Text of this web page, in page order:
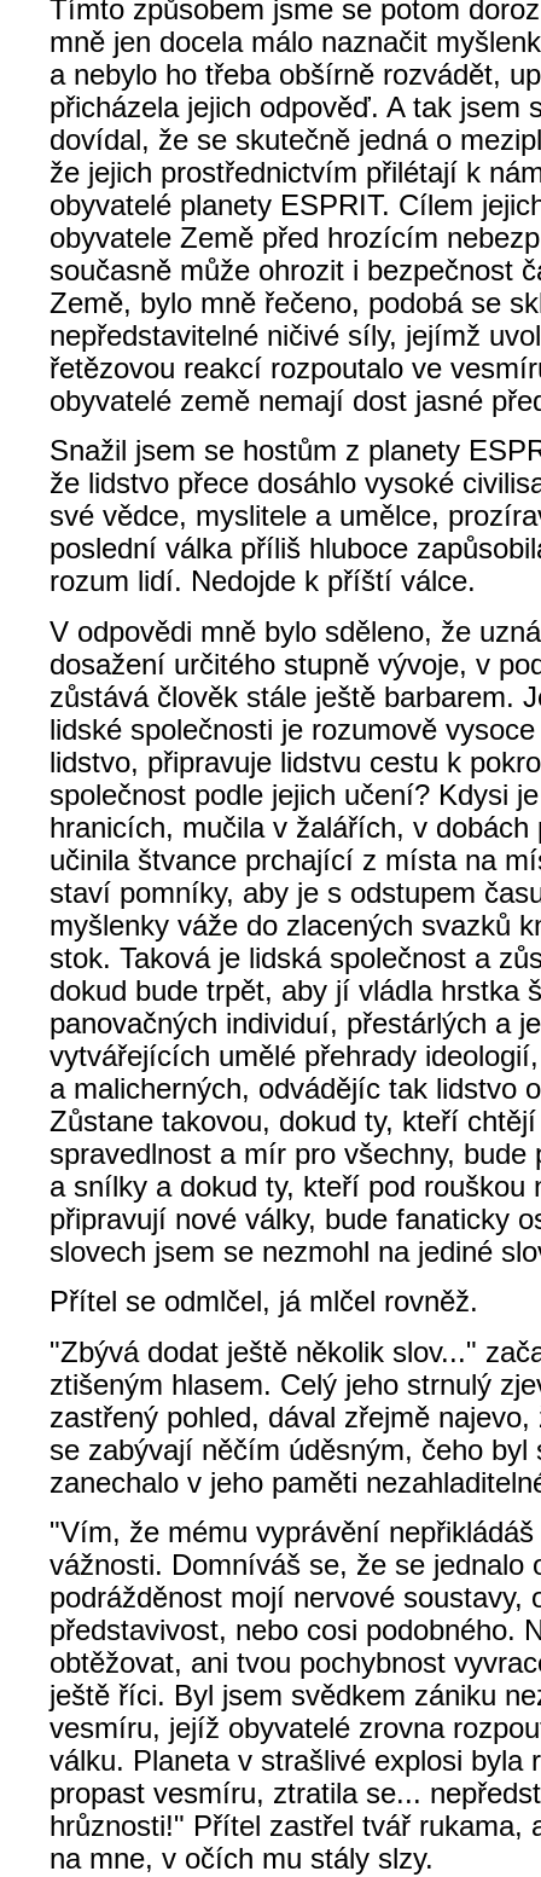
Tímto způsobem jsme se potom
mně jen docela málo naznačit
a nebylo ho třeba obšírně rozvádět,
přicházela jejich odpověď. A tak jsem
dovídal, že se skutečně jedná o
že jejich prostřednictvím přilétají k
obyvatelé planety ESPRIT. Cílem
obyvatele Země před hrozícím
současně může ohrozit i bezpečnost
Země, bylo mně řečeno, podobá se
nepředstavitelné ničivé síly, jejímž
řetězovou reakcí rozpoutalo ve
obyvatelé země nemají dost jasné
Snažil jsem se hostům z planety
že lidstvo přece dosáhlo vysoké
své vědce, myslitele a umělce,
poslední válka příliš hluboce
rozum lidí. Nedojde k příští válce.
V odpovědi mně bylo sděleno, že
dosažení určitého stupně vývoje, v
zůstává člověk stále ještě barbarem.
lidské společnosti je rozumově
lidstvo, připravuje lidstvu cestu k
společnost podle jejich učení? Kdysi
hranicích, mučila v žalářích, v dobách
učinila štvance prchající z místa na
staví pomníky, aby je s odstupem
myšlenky váže do zlacených svazků
stok. Taková je lidská společnost a
dokud bude trpět, aby jí vládla hrstka
panovačných individuí, přestárlých a
vytvářejících umělé přehrady
a malicherných, odvádějíc tak lidstvo
Zůstane takovou, dokud ty, kteří
spravedlnost a mír pro všechny, bude
a snílky a dokud ty, kteří pod rouškou
připravují nové války, bude fanaticky
slovech jsem se nezmohl na jediné
Přítel se odmlčel, já mlčel rovněž.
"Zbývá dodat ještě několik slov..."
ztišeným hlasem. Celý jeho strnulý
zastřený pohled, dával zřejmě
se zabývají něčím úděsným, čeho byl
zanechalo v jeho paměti
"Vím, že mému vyprávění
vážnosti. Domníváš se, že se jednalo
podrážděnost mojí nervové soustavy,
představivost, nebo cosi podobného.
obtěžovat, ani tvou pochybnost
ještě říci. Byl jsem svědkem zániku
vesmíru, jejíž obyvatelé zrovna
válku. Planeta v strašlivé explosi byla
propast vesmíru, ztratila se...
hrůznosti!" Přítel zastřel tvář rukama,
na mne, v očích mu stály slzy.